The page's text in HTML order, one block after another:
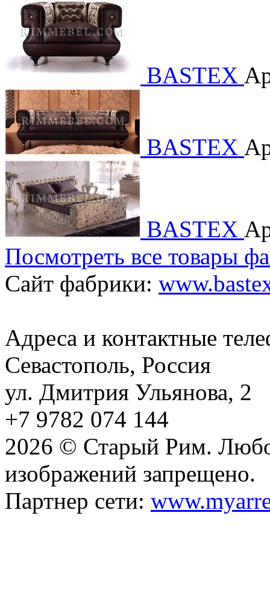
BASTEX
BASTEX
BASTEX
Посмотреть все товары
Сайт фабрики:
Адреса и контактные
Севастополь, Россия
ул. Дмитрия Ульянова, 2
+7 9782 074 144
2026 © Старый Рим.
изображений запрещено.
Партнер сети: